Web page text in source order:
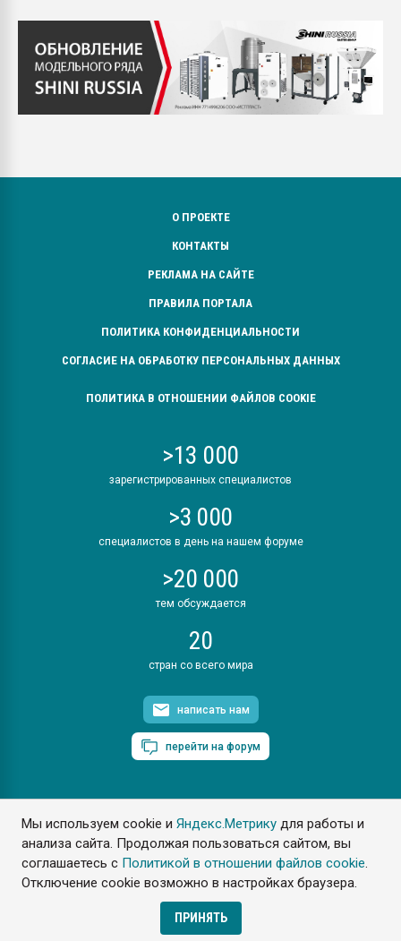
Мы используем cookie иЯндекс.Метрику для работы и
анализа сайта. Продолжая пользоваться сайтом, вы
соглашаетесь с Политикой в отношении файлов cookie.
Отключение cookie возможно в настройках браузера.
ПРИНЯТЬ
О ПРОЕКТЕ
КОНТАКТЫ
РЕКЛАМА НА САЙТЕ
ПРАВИЛА ПОРТАЛА
ПОЛИТИКА КОНФИДЕНЦИАЛЬНОСТИ
СОГЛАСИЕ НА ОБРАБОТКУ ПЕРСОНАЛЬНЫХ ДАННЫХ
ПОЛИТИКА В ОТНОШЕНИИ ФАЙЛОВ COOKIE
>13 000
зарегистрированных специалистов
>3 000
специалистов в день на нашем форуме
>20 000
тем обсуждается
20
стран со всего мира
написать нам
перейти на форум
ПластЭксперт © 2006. Все права защищены
Разрешается копирование материалов сайта с обязательной
ссылкой на www.e-plastic.ru
Разработка сайта